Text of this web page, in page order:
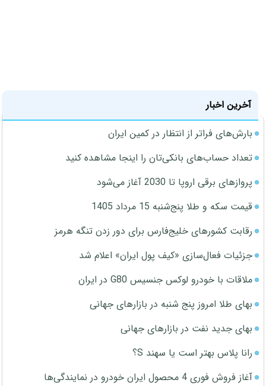
آخرین اخبار
بارش‌های فراتر از انتظار در کمین ایران
تعداد حساب‌های بانکی‌تان را اینجا مشاهده کنید
پروازهای برقی اروپا تا 2030 آغاز می‌شود
قیمت سکه و طلا پنج‌شنبه 15 مرداد 1405
رقابت کشورهای خلیج‌فارس برای دور زدن تنگه هرمز
جزئیات فعال‌سازی «کیف پول ایران» اعلام شد
ملاقات با خودرو لوکس جنسیس G80 در ایران
بهای طلا امروز پنج شنبه در بازارهای جهانی
بهای جدید نفت در بازارهای جهانی
رانا پلاس بهتر است یا سهند S؟
آغاز فروش فوری 4 محصول ایران خودرو در نمایندگی‌ها